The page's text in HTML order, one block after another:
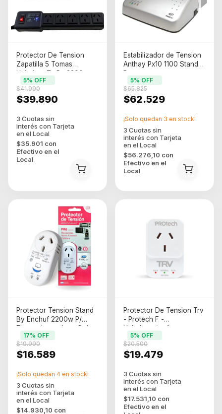
Protector De Tension
Zapatilla 5 Tomas
Heladera Tv Pc 2200w
Stand By Prz2 Negro
$39.890
$41.990
5% OFF
$35.901 con
Efectivo en el
Local
Estabilizador de Tension
Anthay Px10 1100 Stand
By
$62.529
$65.825
5% OFF
$56.276,10 con
Efectivo en el
Local
¡Solo quedan 3 en stock!
Protector Tension Stand
By Enchuf 2200w P/
Electrodomesticos Color
Blanco Pr6
$16.589
$19.990
17% OFF
$14.930,10 con
¡Solo quedan 4 en stock!
Protector De Tension Trv
- Protech F -
Heladeras/ac/lavarrop
Color Blanco
$19.479
$20.500
5% OFF
$17.531,10 con
Efectivo en el